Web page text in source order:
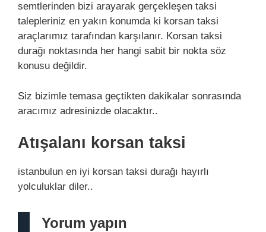
semtlerinden bizi arayarak gerçekleşen taksi
talepleriniz en yakın konumda ki korsan taksi
araçlarımız tarafından karşılanır. Korsan taksi
durağı noktasında her hangi sabit bir nokta söz
konusu değildir.
Siz bizimle temasa geçtikten dakikalar sonrasında
aracımız adresinizde olacaktır..
Atışalanı korsan taksi
istanbulun en iyi korsan taksi durağı hayırlı
yolculuklar diler..
Yorum yapın